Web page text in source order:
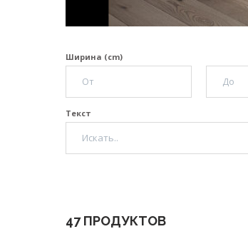
Ширина (cm)
Текст
47 ПРОДУКТОВ